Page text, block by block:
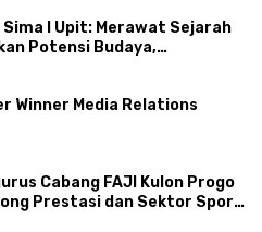
I Upit: Merawat Sejarah
Potensi Budaya,
Winner Media Relations
Cabang FAJI Kulon Progo
Prestasi dan Sektor Sport